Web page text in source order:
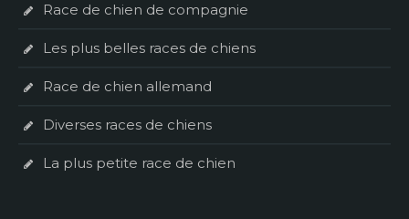
Race de chien de compagnie
Les plus belles races de chiens
Race de chien allemand
Diverses races de chiens
La plus petite race de chien